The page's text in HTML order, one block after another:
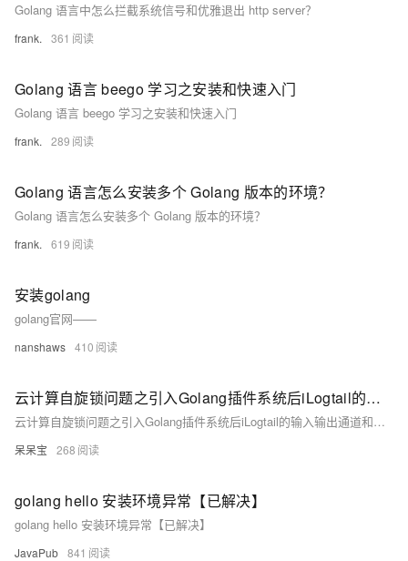
Golang 语言中怎么拦截系统信号和优雅退出 http server？
frank. 361
Golang 语言 beego 学习之安装和快速入门
Golang 语言 beego 学习之安装和快速入门
frank. 289
Golang 语言怎么安装多个 Golang 版本的环境？
Golang 语言怎么安装多个 Golang 版本的环境？
frank. 619
安装golang
golang官网——
nanshaws 410
云计算自旋锁问题之引入Golang插件系统后iLogtail的输入输出通道和处理能力如何解决
云计算自旋锁问题之引入Golang插件系统后iLogtail的输入输出通道和处理能力如何解决
呆呆宝 268
golang hello 安装环境异常【已解决】
golang hello 安装环境异常【已解决】
JavaPub 841